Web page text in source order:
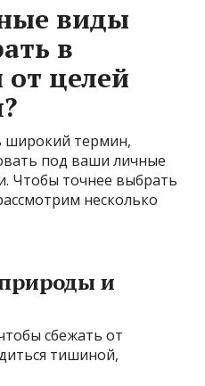
виды
в
целей
широкий термин,
под ваши личные
Чтобы точнее выбрать
несколько
и
сбежать от
тишиной,